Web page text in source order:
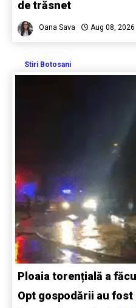
de trăsnet
Oana Sava Aug 08, 2026
Stiri Botosani
Ploaia torențială a
Opt gospodării au